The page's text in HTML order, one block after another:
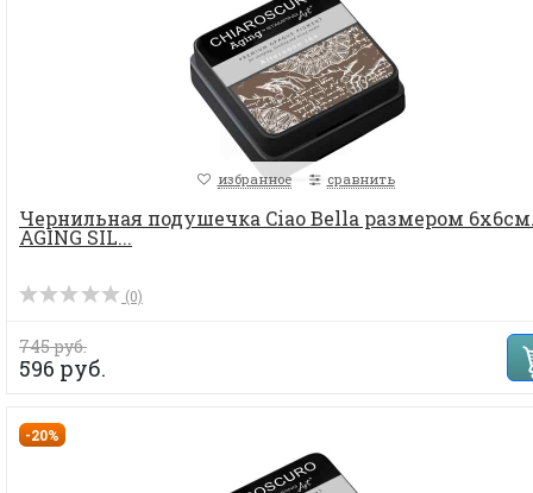
избранное сравнить
Чернильная подушечка Ciao Bella размером
AGING SIL...
(0)
745 руб.
596 руб.
-20%